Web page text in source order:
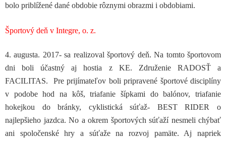
bolo priblížené dané obdobie rôznymi obrazmi i obdobiami.
Športový deň v Integre, o. z.
4. augusta. 2017- sa realizoval športový deň. Na tomto športovom
dni boli účastný aj hostia z KE. Združenie RADOSŤ a
FACILITAS. Pre prijímateľov boli pripravené športové disciplíny
v podobe hod na kôš, triafanie šípkami do balónov, triafanie
hokejkou do bránky, cyklistická súťaž- BEST RIDER o
najlepšieho jazdca. No a okrem športových súťaží nesmeli chýbať
ani spoločenské hry a súťaže na rozvoj pamäte. Aj napriek